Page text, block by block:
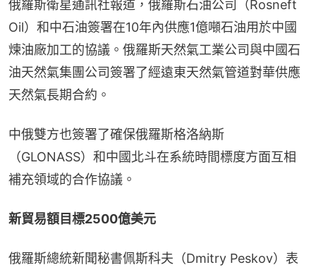
俄羅斯衛星通訊社報道，俄羅斯石油公司（Rosneft
Oil）和中石油簽署在10年內供應1億噸石油用於中國
煉油廠加工的協議。俄羅斯天然氣工業公司與中國石
油天然氣集團公司簽署了經遠東天然氣管道對華供應
天然氣長期合約。
中俄雙方也簽署了確保俄羅斯格洛納斯
（GLONASS）和中國北斗在系統時間標度方面互相
補充領域的合作協議。
新貿易額目標2500億美元
俄羅斯總統新聞秘書佩斯科夫（Dmitry Peskov）表